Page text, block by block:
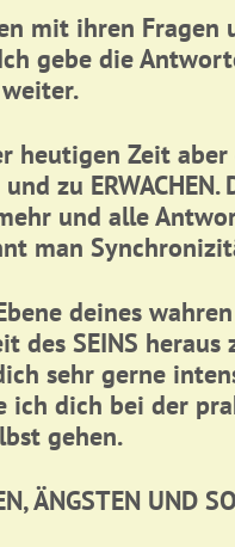
mit ihren Fragen
gebe die
heutigen Zeit
zu ERWACHEN.
und alle
man
deines
des SEINS heraus
sehr gerne
dich bei der
gehen.
ÄNGSTEN UND